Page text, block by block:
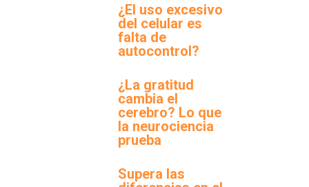
¿El uso excesivo
del celular es
falta de
autocontrol?
¿La gratitud
cambia el
cerebro? Lo que
la neurociencia
prueba
Supera las